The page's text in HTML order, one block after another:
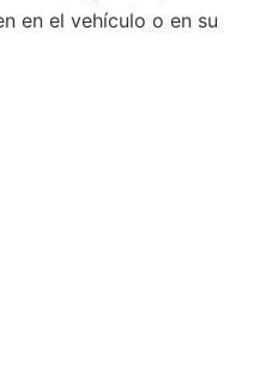
en el vehículo o en su